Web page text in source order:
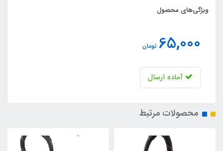
ویژگی‌های محصول
65,000 تومان
آماده ارسال
محصولات مرتبط